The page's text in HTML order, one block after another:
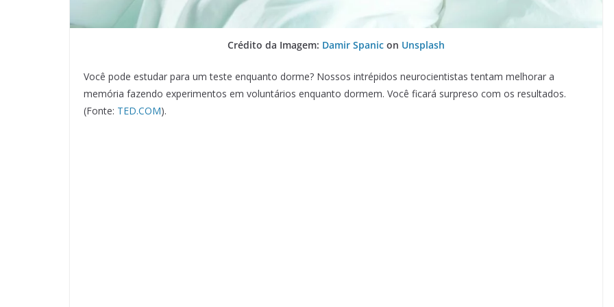
Crédito da Imagem: Damir Spanic on Unsplash
Você pode estudar para um teste enquanto dorme? Nossos intrépidos neurocientistas tentam melhorar a
memória fazendo experimentos em voluntários enquanto dormem. Você ficará surpreso com os resultados.
(Fonte: TED.COM).